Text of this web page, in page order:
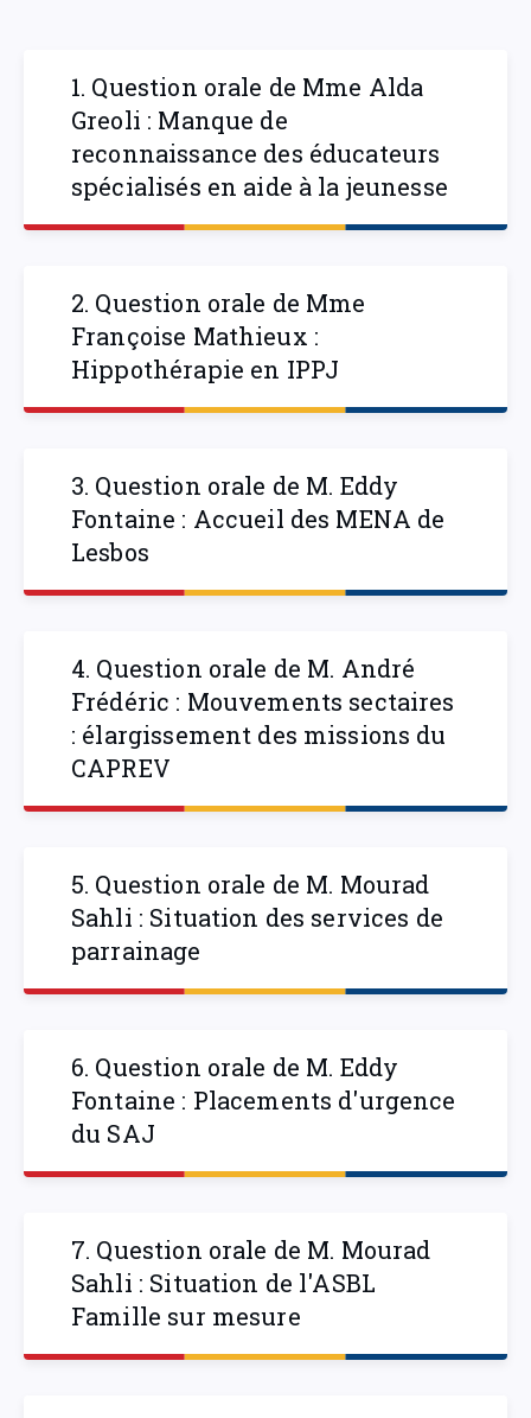
1. Question orale de Mme Alda
Greoli : Manque de
reconnaissance des éducateurs
spécialisés en aide à la jeunesse
2. Question orale de Mme
Françoise Mathieux :
Hippothérapie en IPPJ
3. Question orale de M. Eddy
Fontaine : Accueil des MENA de
Lesbos
4. Question orale de M. André
Frédéric : Mouvements sectaires
: élargissement des missions du
CAPREV
5. Question orale de M. Mourad
Sahli : Situation des services de
parrainage
6. Question orale de M. Eddy
Fontaine : Placements d'urgence
du SAJ
7. Question orale de M. Mourad
Sahli : Situation de l'ASBL
Famille sur mesure